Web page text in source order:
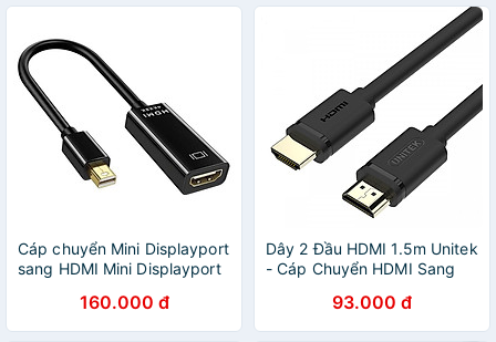
HDMI DISPLAYPORT
Cáp chuyển Mini Displayport
sang HDMI Mini Displayport
Thunderbolt To HDMI - Hàng
Nhập Khẩu - Giao Màu Ngẫu
160.000 đ
Dây 2 Đầu HDMI 1.5m Unitek
- Cáp Chuyển HDMI Sang
93.000 đ